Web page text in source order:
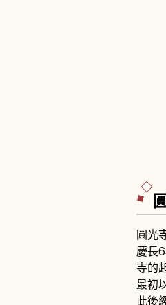
圓光
慶長
寺的
最初
此後